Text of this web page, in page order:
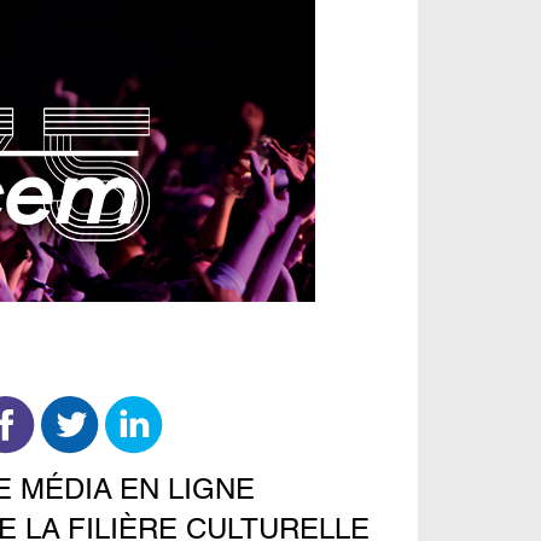
MÉDIA EN LIGNE
LA FILIÈRE CULTURELLE